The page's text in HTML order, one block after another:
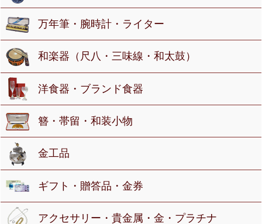
万年筆・腕時計・ライター
和楽器（尺八・三味線・和太鼓）
洋食器・ブランド食器
簪・帯留・和装小物
金工品
ギフト・贈答品・金券
アクセサリー・貴金属・金・プラチナ